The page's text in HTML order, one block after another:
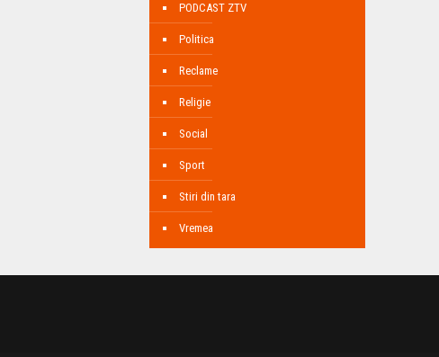
PODCAST ZTV
Politica
Reclame
Religie
Social
Sport
Stiri din tara
Vremea